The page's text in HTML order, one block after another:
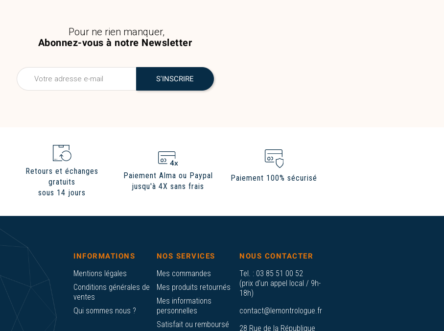
Abonnez-vous à notre Newsletter
Pour ne rien manquer,
Retours et échanges
gratuits
sous 14 jours
Paiement Alma ou Paypal
jusqu'à 4X sans frais
Paiement 100% sécurisé
INFORMATIONS
Mentions légales
Conditions générales de
ventes
Qui sommes nous ?
NOS SERVICES
Mes commandes
Mes produits retournés
Mes informations
personnelles
Satisfait ou remboursé
NOUS CONTACTER
Tel. : 03 85 51 00 52
(prix d'un appel local / 9h-
18h)
contact@lemontrologue.fr
28 Rue de la République